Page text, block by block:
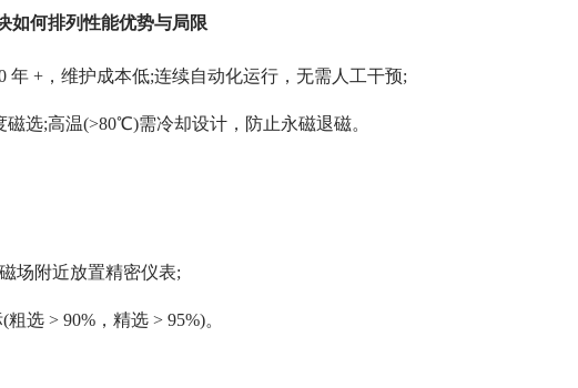
如何排列性能优势与局限
年 +，维护成本低;连续自动化运行，无需人工干预;
选;高温(>80℃)需冷却设计，防止永磁退磁。
场附近放置精密仪表;
选 > 90%，精选 > 95%)。